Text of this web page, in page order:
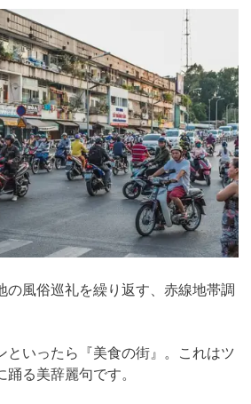
の風俗巡礼を繰り返す、赤線地帯調
といったら『美食の街』。これはツ
る美辞麗句です。